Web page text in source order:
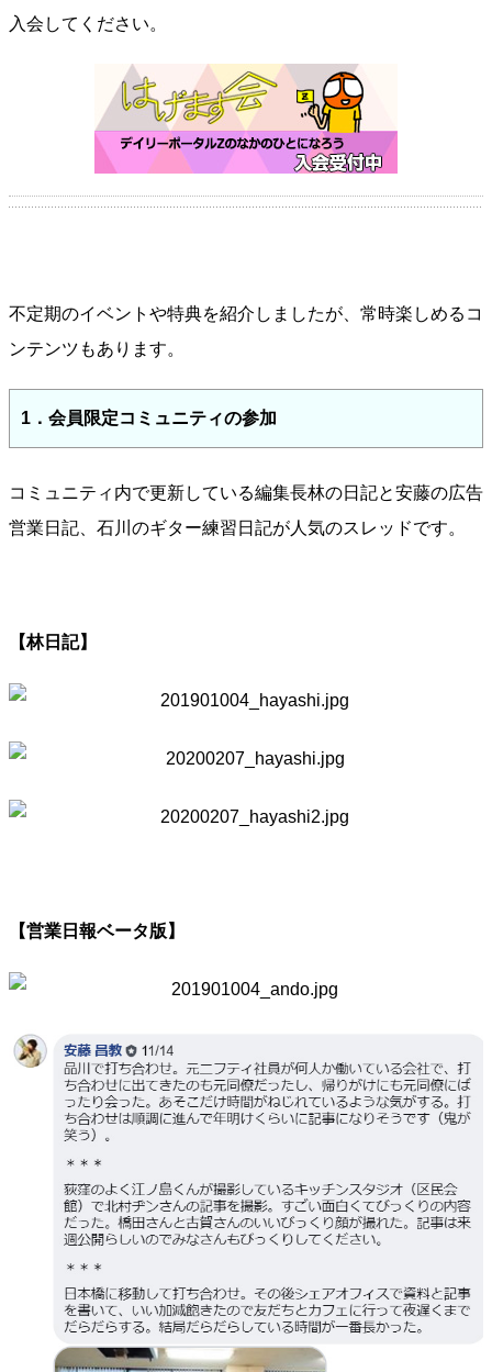
入会してください。
不定期のイベントや特典を紹介しましたが、常時楽しめるコ
ンテンツもあります。
1．会員限定コミュニティの参加
コミュニティ内で更新している編集長林の日記と安藤の広告
営業日記、石川のギター練習日記が人気のスレッドです。
【林日記】
【営業日報ベータ版】